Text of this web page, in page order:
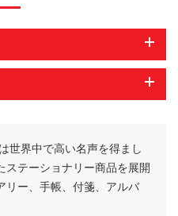
世界中で高い名声を得まし
テーショナリー商品を展開
リー、手帳、付箋、アルバ